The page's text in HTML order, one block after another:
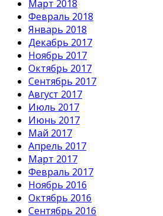
Март 2018
Февраль 2018
Январь 2018
Декабрь 2017
Ноябрь 2017
Октябрь 2017
Сентябрь 2017
Август 2017
Июль 2017
Июнь 2017
Май 2017
Апрель 2017
Март 2017
Февраль 2017
Ноябрь 2016
Октябрь 2016
Сентябрь 2016